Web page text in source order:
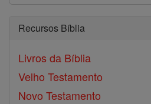
Recursos Bíblia
Livros da Bíblia
Velho Testamento
Novo Testamento